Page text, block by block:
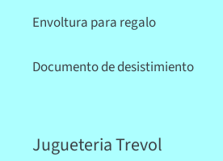
Envoltura para regalo
Documento de desistimiento
Jugueteria Trevol